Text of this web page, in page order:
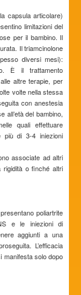
capsula articolare)
limitazioni del
per il bambino. Il
Il triamcinolone
diversi mesi):
È il trattamento
altre terapie, per
volte nella stessa
con anestesia
all’età del bambino,
quali effettuare
più di 3-4 iniezioni
associate ad altri
rigidità o finché altri
poliartrite
e le iniezioni di
aggiunti a una
L’efficacia
manifesta solo dopo